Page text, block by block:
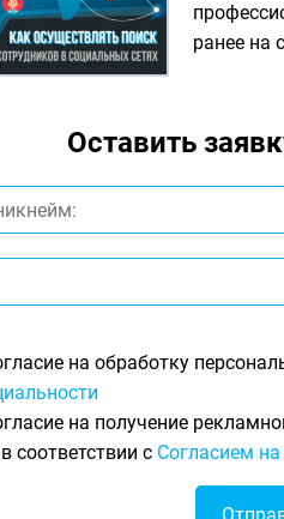
ранее на
Оставить
на обработку
на получение
соответствии с Согласием